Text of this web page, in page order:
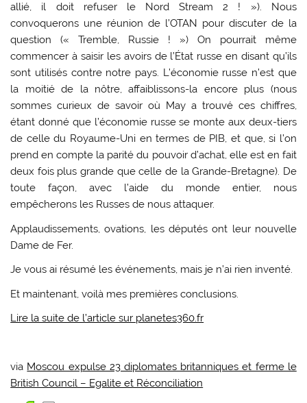
allié, il doit refuser le Nord Stream 2 ! »). Nous
convoquerons une réunion de l’OTAN pour discuter de la
question (« Tremble, Russie ! ») On pourrait même
commencer à saisir les avoirs de l’État russe en disant qu’ils
sont utilisés contre notre pays. L’économie russe n’est que
la moitié de la nôtre, affaiblissons-la encore plus (nous
sommes curieux de savoir où May a trouvé ces chiffres,
étant donné que l’économie russe se monte aux deux-tiers
de celle du Royaume-Uni en termes de PIB, et que, si l’on
prend en compte la parité du pouvoir d’achat, elle est en fait
deux fois plus grande que celle de la Grande-Bretagne). De
toute façon, avec l’aide du monde entier, nous
empêcherons les Russes de nous attaquer.
Applaudissements, ovations, les députés ont leur nouvelle
Dame de Fer.
Je vous ai résumé les événements, mais je n’ai rien inventé.
Et maintenant, voilà mes premières conclusions.
Lire la suite de l’article sur planetes360.fr
via Moscou expulse 23 diplomates britanniques et ferme le
British Council – Egalite et Réconciliation